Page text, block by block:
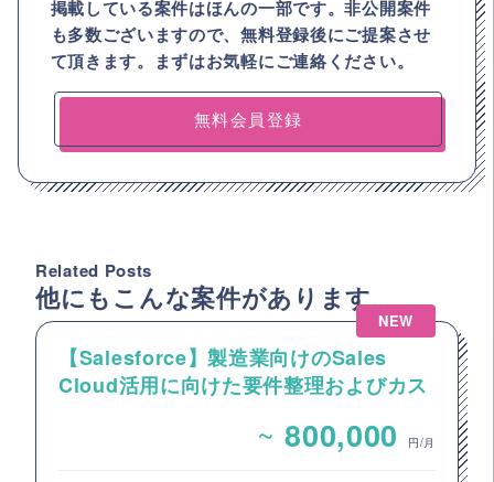
掲載している案件はほんの一部です。非公開案件
も多数ございますので、無料登録後にご提案させ
て頂きます。まずはお気軽にご連絡ください。
無料会員登録
Related Posts
他にもこんな案件があります
NEW
【Salesforce】製造業向けのSales
Cloud活用に向けた要件整理およびカス
~ 800,000 円/月